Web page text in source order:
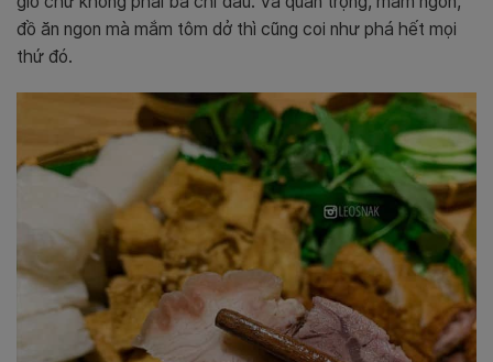
đồ ăn ngon mà mắm tôm dở thì cũng coi như phá hết mọi
thứ đó.